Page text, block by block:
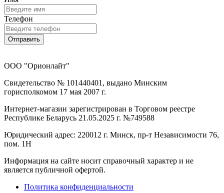
Телефон
Отправить
ООО "Орионлайт"
Свидетельство № 101440401, выдано Минским
горисполкомом 17 мая 2007 г.
Интернет-магазин зарегистрирован в Торговом реестре
Республике Беларусь 21.05.2025 г. №749588
Юридический адрес: 220012 г. Минск, пр-т Независимости 76,
пом. 1Н
Информация на сайте носит справочный характер и не
является публичной офертой.
Политика конфиденциальности